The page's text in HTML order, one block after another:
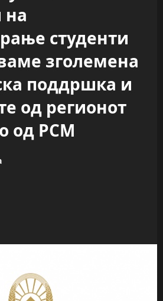
на
студенти
зголемена
поддршка и
од регионот
од РСМ